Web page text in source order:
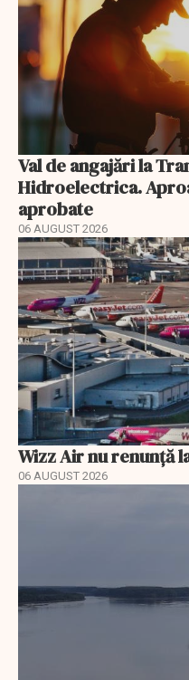
Val de angajări la
Hidroelectrica.
aprobate
06 AUGUST 2026
Wizz Air nu renunță
06 AUGUST 2026